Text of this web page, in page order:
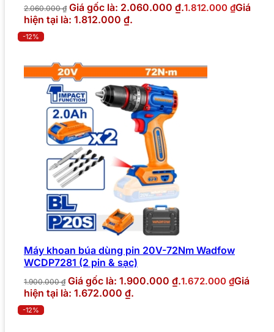
2.060.000₫ Giá gốc là: 2.060.000 ₫.1.812.000 ₫Giá
hiện tại là: 1.812.000 ₫.
-12%
Máy khoan búa dùng pin 20V-72Nm Wadfow
WCDP7281 (2 pin & sạc)
1.900.000₫ Giá gốc là: 1.900.000 ₫.1.672.000 ₫Giá
hiện tại là: 1.672.000 ₫.
-12%